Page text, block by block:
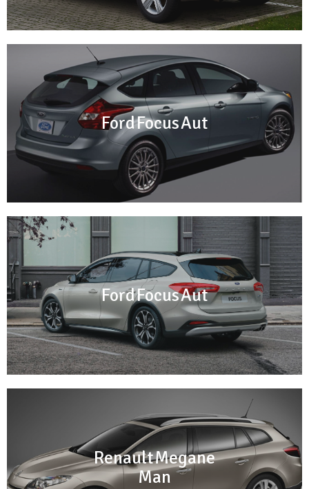
Ford Focus Aut
Ford Focus Aut
Renault Megane
Man